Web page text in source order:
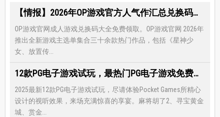
【情报】2026年OP游戏官方人气作汇总兑换码大全，限时免费礼包领取-每月更新
OP游戏官网成人游戏兑换码大全免费领取。OP游戏官网 2026年
推出全新游戏主选单集合三十余款热门作品，包括《星神少
女、放置传...
12款PG电子游戏试玩，最热门PG电子游戏免费试玩，还有超多福利等著你
2025最新12款PG电子游戏试玩，尽请体验Pocket Games所精心
设计的视听效果，来场充满惊喜的享宴。麻将胡了2、寻宝黄金
城、赏金...